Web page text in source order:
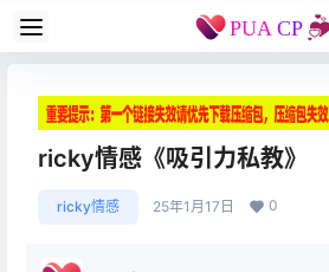
ricky情感《吸引力私教》
ricky情感 25年1月17日 0